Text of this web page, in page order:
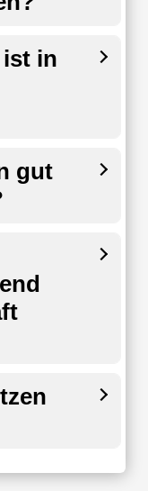
ist in
gut